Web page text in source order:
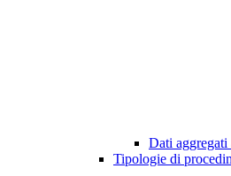
Dati
Tipologie di